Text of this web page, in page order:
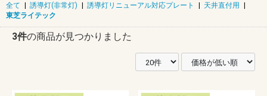
全て | 誘導灯(非常灯) | 誘導灯リニューアル対応プレート | 天井直付用 |
東芝ライテック
3件の商品が見つかりました